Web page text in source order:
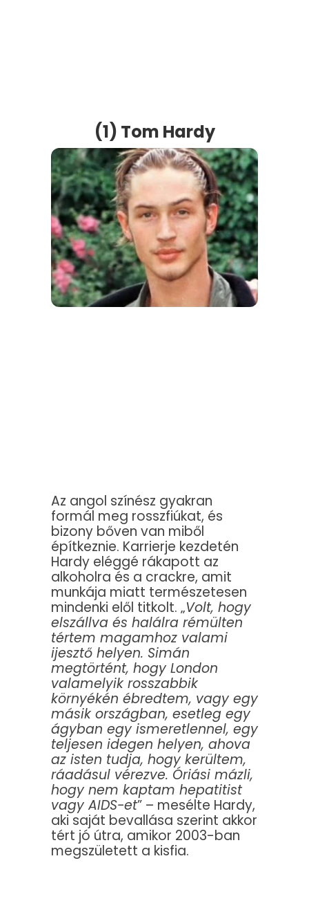
(1) Tom Hardy
Az angol színész gyakran
formál meg rosszfiúkat, és
bizony bőven van miből
építkeznie. Karrierje kezdetén
Hardy eléggé rákapott az
alkoholra és a crackre, amit
munkája miatt természetesen
mindenki elől titkolt. „Volt, hogy
elszállva és halálra rémülten
tértem magamhoz valami
ijesztő helyen. Simán
megtörtént, hogy London
valamelyik rosszabbik
környékén ébredtem, vagy egy
másik országban, esetleg egy
ágyban egy ismeretlennel, egy
teljesen idegen helyen, ahova
az isten tudja, hogy kerültem,
ráadásul vérezve. Óriási mázli,
hogy nem kaptam hepatitist
vagy AIDS-et” – mesélte Hardy,
aki saját bevallása szerint akkor
tért jó útra, amikor 2003-ban
megszületett a kisfia.